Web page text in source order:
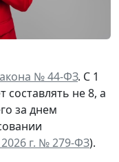
№ 44-ФЗ. С 1
составлять не 8, а
за днем
г. № 279-ФЗ).